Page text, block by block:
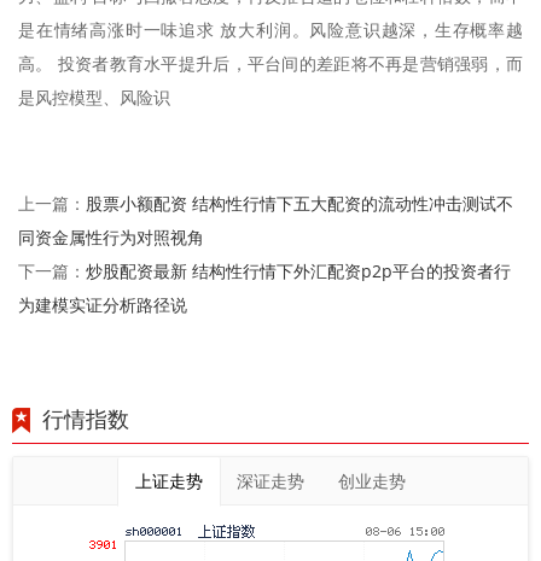
是在情绪高涨时一味追求 放大利润。风险意识越深，生存概率越
高。 投资者教育水平提升后，平台间的差距将不再是营销强弱，而
是风控模型、风险识
上一篇： 股票小额配资 结构性行情下五大配资的流动性冲击测试不
同资金属性行为对照视角
下一篇： 炒股配资最新 结构性行情下外汇配资p2p平台的投资者行
为建模实证分析路径说
行情指数
上证走势 深证走势 创业走势